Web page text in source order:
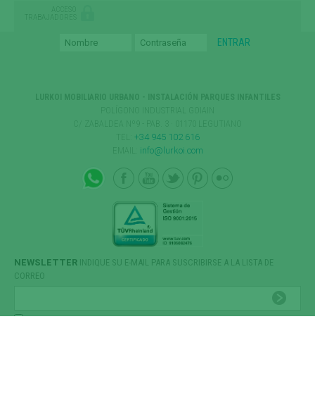
ACCESO
TRABAJADORES
+34 945 102 616
info@lurkoi.com
NEWSLETTER INDIQUE SU E-MAIL PARA SUSCRIBIRSE A LA LISTA DE
CORREO